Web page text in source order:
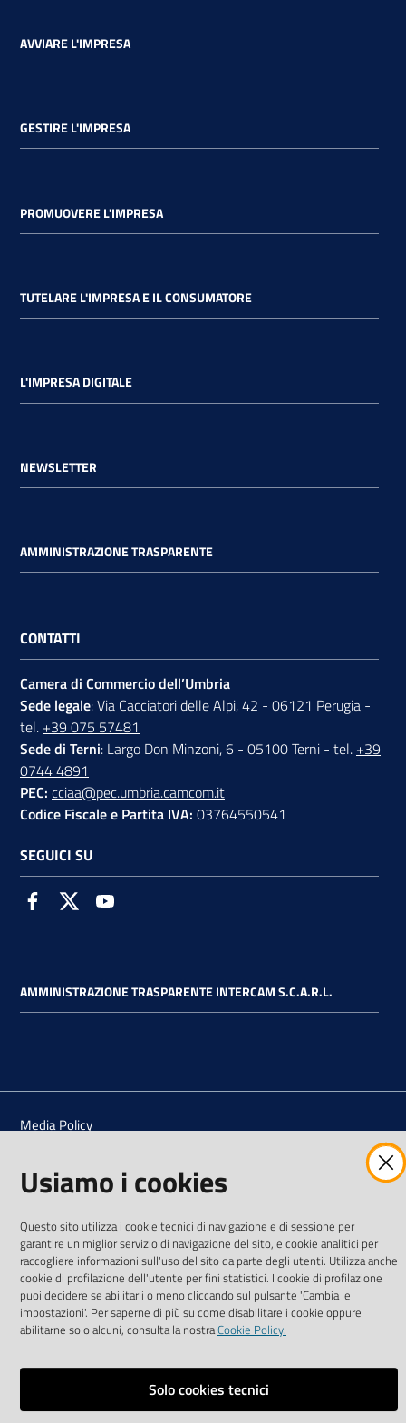
AVVIARE L'IMPRESA
GESTIRE L'IMPRESA
PROMUOVERE L'IMPRESA
TUTELARE L'IMPRESA E IL CONSUMATORE
L'IMPRESA DIGITALE
NEWSLETTER
AMMINISTRAZIONE TRASPARENTE
CONTATTI
Camera di Commercio dell’Umbria
Sede legale: Via Cacciatori delle Alpi, 42 - 06121 Perugia -
tel. +39 075 57481
Sede di Terni: Largo Don Minzoni, 6 - 05100 Terni - tel. +39
0744 4891
PEC: cciaa@pec.umbria.camcom.it
Codice Fiscale e Partita IVA: 03764550541
SEGUICI SU
FacebookTwitter
AMMINISTRAZIONE TRASPARENTE INTERCAM S.C.A.R.L.
Media Policy
Privacy policy
Mappa del sito
Credits
Dichiarazione di accessibilità
Monitoraggio accessi al sito
Usiamo i cookies
Questo sito utilizza i cookie tecnici di navigazione e di sessione per
garantire un miglior servizio di navigazione del sito, e cookie analitici per
raccogliere informazioni sull'uso del sito da parte degli utenti. Utilizza anche
cookie di profilazione dell'utente per fini statistici. I cookie di profilazione
puoi decidere se abilitarli o meno cliccando sul pulsante 'Cambia le
impostazioni'. Per saperne di più su come disabilitare i cookie oppure
abilitarne solo alcuni, consulta la nostraCookie Policy.
Solo cookies tecnici